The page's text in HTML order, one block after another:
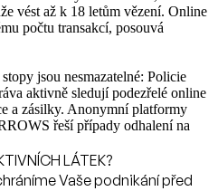
vést až k 18 letům vězení. Online
počtu transakcí, posouvá
jsou nesmazatelné: Policie
aktivně sledují podezřelé online
a zásilky. Anonymní platformy
řeší případy odhalení na
LÁTEK?
Vaše podnikání před